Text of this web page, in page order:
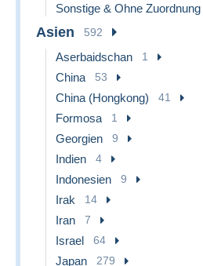
Sonstige & Ohne Zuordnung
Asien 592
Aserbaidschan 1
China 53
China (Hongkong) 41
Formosa 1
Georgien 9
Indien 4
Indonesien 9
Irak 14
Iran 7
Israel 64
Japan 279